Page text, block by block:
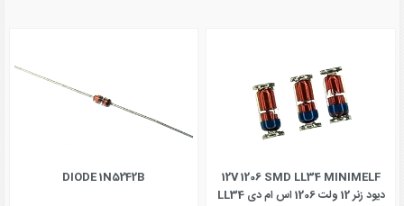
12V 1206 SMD LL34 MINIMELF
دیود زنر 12 ولت 1206 اس ام دی LL34
DIODE 1N5242B